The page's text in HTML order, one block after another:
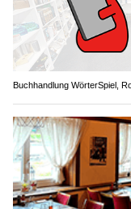
Buchhandlung WörterSpiel,